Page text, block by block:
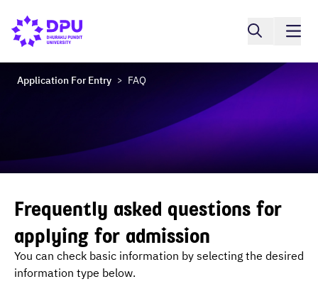
Application For Entry > FAQ
Frequently asked questions for
applying for admission
You can check basic information by selecting the desired
information type below.